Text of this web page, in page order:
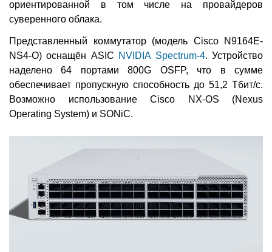
ориентированной в том числе на провайдеров
суверенного облака.
Представленный коммутатор (модель Cisco N9164E-
NS4-O) оснащён ASIC NVIDIA Spectrum-4. Устройство
наделено 64 портами 800G OSFP, что в сумме
обеспечивает пропускную способность до 51,2 Тбит/с.
Возможно использование Cisco NX-OS (Nexus
Operating System) и SONiC.